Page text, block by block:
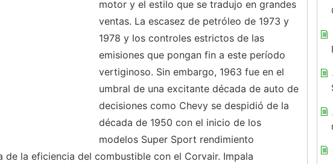
motor y el estilo que se tradujo en grandes
ventas. La escasez de petróleo de 1973 y
1978 y los controles estrictos de las
emisiones que pongan fin a este período
vertiginoso. Sin embargo, 1963 fue en el
umbral de una excitante década de auto de
decisiones como Chevy se despidió de la
década de 1950 con el inicio de los
modelos Super Sport rendimiento
de la eficiencia del combustible con el Corvair. Impala